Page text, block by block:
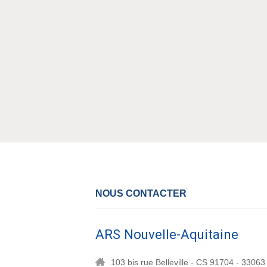
NOUS CONTACTER
ARS Nouvelle-Aquitaine
103 bis rue Belleville - CS 91704 -